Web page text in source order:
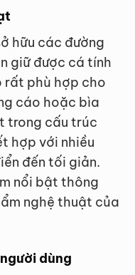
hữu các đường
giữ được cá tính
rất phù hợp cho
cáo hoặc bìa
trong cấu trúc
hợp với nhiều
đến tối giản.
nổi bật thông
nghệ thuật của
dùng